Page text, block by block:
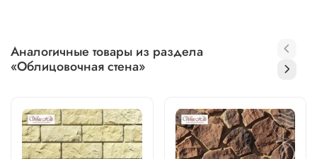
Аналогичные товары из раздела
«Облицовочная стена»